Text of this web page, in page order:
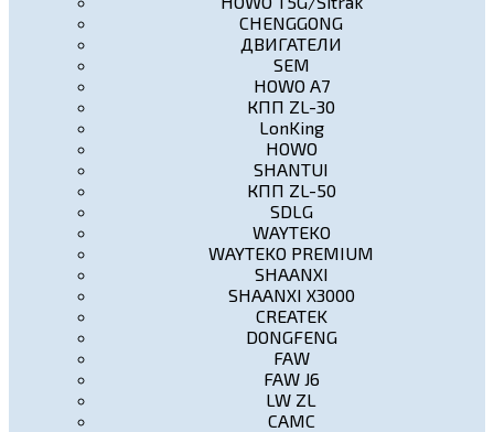
CHENGGONG
ДВИГАТЕЛИ
SEM
HOWO A7
КПП ZL-30
LonKing
HOWO
SHANTUI
КПП ZL-50
SDLG
WAYTEKO
WAYTEKO PREMIUM
SHAANXI
SHAANXI X3000
CREATEK
DONGFENG
FAW
FAW J6
LW ZL
CAMC